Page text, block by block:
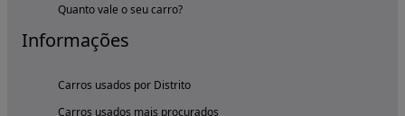
Quanto vale o seu carro?
Informações
Carros usados por Distrito
Carros usados mais procurados